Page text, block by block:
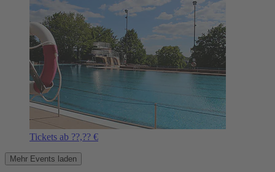
Tickets ab ??,?? €
Mehr Events laden